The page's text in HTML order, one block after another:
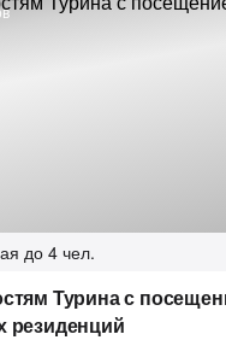
до 4 чел.
Турина с
резиденций